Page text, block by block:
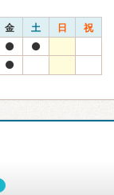
金 土 日 祝